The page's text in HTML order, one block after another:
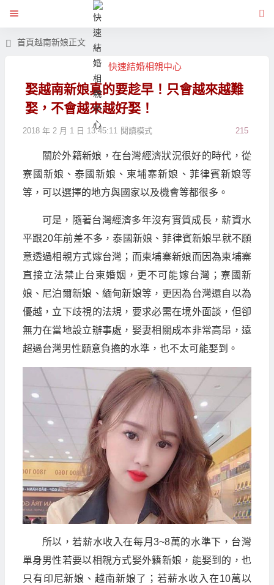
快速結婚相親中心
首頁越南新娘正文
娶越南新娘真的要趁早！只會越來越難
娶，不會越來越好娶！
2018 年 2 月 1 日 13:45:11 215
閱讀模式
關於外籍新娘，在台灣經濟狀況很好的時代，從
寮國新娘、泰國新娘、柬埔寨新娘、菲律賓新娘等
等，可以選擇的地方與國家以及機會等都很多。
可是，隨著台灣經濟多年沒有實質成長，薪資水
平跟20年前差不多，泰國新娘、菲律賓新娘早就不願
意透過相親方式嫁台灣；而柬埔寨新娘而因為柬埔寨
直接立法禁止台柬婚姻，更不可能嫁台灣；寮國新
娘、尼泊爾新娘、緬甸新娘等，更因為台灣還自以為
優越，立下歧視的法規，要求必需在境外面談，但卻
無力在當地設立辦事處，娶妻相關成本非常高昂，遠
超過台灣男性願意負擔的水準，也不太可能娶到。
所以，若薪水收入在每月3~8萬的水準下，台灣
單身男性若要以相親方式娶外籍新娘，能娶到的，也
只有印尼新娘、越南新娘了；若薪水收入在10萬以